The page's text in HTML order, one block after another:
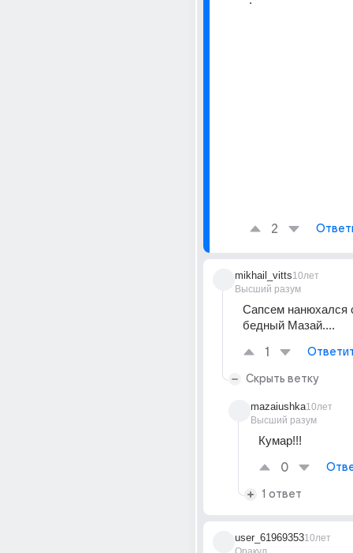
2
mikhail_vitts
Высший разум
10лет
Сапсем нанюхался
бедный Мазай....
1
Скрыть ветку
mazaiushka
Высший разум
10лет
Кумар!!!
0
1 ответ
user_6196935310лет